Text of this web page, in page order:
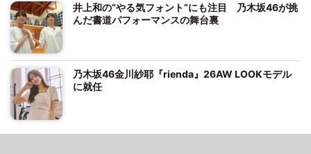
井上和の“やる気フォント”にも注目 乃木坂46が挑
んだ書道パフォーマンスの舞台裏
乃木坂46金川紗耶『rienda』26AW LOOKモデル
に就任